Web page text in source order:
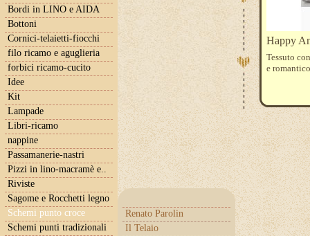
Bordi in LINO e AIDA
Bottoni
Cornici-telaietti-fiocchi
filo ricamo e aguglieria
forbici ricamo-cucito
Idee
Kit
Lampade
Libri-ricamo
nappine
Passamanerie-nastri
Pizzi in lino-macramè e..
Riviste
Sagome e Rocchetti legno
Schemi punto croce
Renato Parolin
Il Telaio
Schemi punti tradizionali
Happy
Tessuto
e